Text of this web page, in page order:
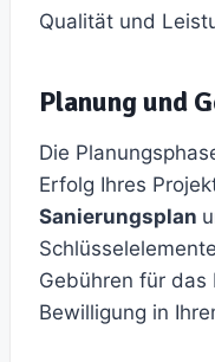
Qualität und
Planung und
Die
Erfolg Ihres
Sanierungsplan
Gebühren für das
Bewilligung in